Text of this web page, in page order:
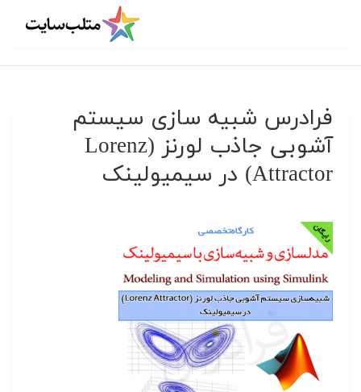
فرادرس شبیه سازی سیستم
آشوبی جاذب لورنز (Lorenz
Attractor) در سیمیولینک